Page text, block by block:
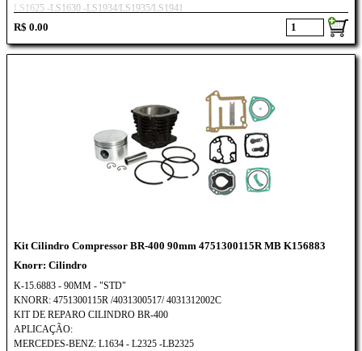
LS1625 -LS1630 -LS1934/LS1935/LS1941
R$ 0.00
Kit Cilindro Compressor BR-400 90mm 4751300115R MB K156883
Knorr: Cilindro
K-15.6883 - 90MM - "STD"
KNORR: 4751300115R /4031300517/ 4031312002C
KIT DE REPARO CILINDRO BR-400
APLICAÇÃO:
MERCEDES-BENZ: L1634 - L2325 -LB2325